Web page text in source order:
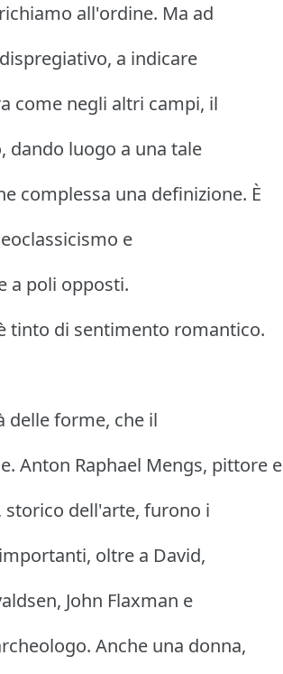
all'ordine. Ma ad
a indicare
come negli altri campi, il
dando luogo a una tale
complessa una definizione. È
e
a poli opposti.
tinto di sentimento romantico.
delle forme, che il
Anton Raphael Mengs, pittore e
storico dell'arte, furono i
oltre a David,
John Flaxman e
Anche una donna,